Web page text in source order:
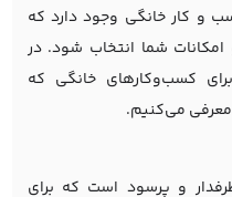
و کار خانگی وجود دارد که
امکانات شما انتخاب شود. در
برای کسب‌وکارهای خانگی که
معرفی می‌کنیم.
و پرسود است که برای